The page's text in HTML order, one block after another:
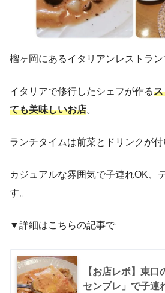
榴ヶ岡にあるイタリアンレストラン
イタリアで修行したシェフが作るス
ても美味しいお店。
ランチタイムは前菜とドリンクが付
カジュアルな雰囲気で子連れOK、
す。
▼詳細はこちらの記事で
【お店レポ】東
センプレ」で子連